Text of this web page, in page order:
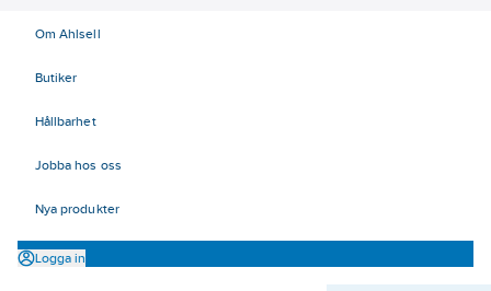
Om Ahlsell
Butiker
Hållbarhet
Jobba hos oss
Nya produkter
Logga in